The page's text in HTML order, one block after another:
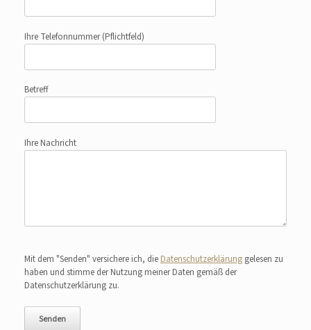
Ihre Telefonnummer(Pflichtfeld)
Betreff
Ihre Nachricht
Mit dem "Senden" versichere ich, die Datenschutzerklärung gelesen zu
haben und stimme der Nutzung meiner Daten gemäß der
Datenschutzerklärung zu.